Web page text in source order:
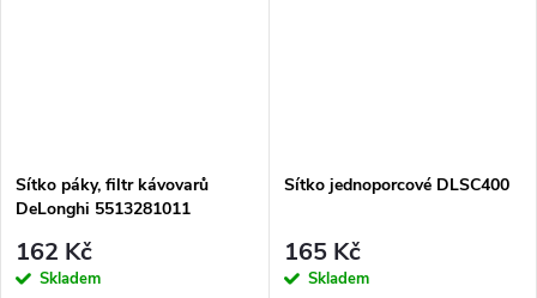
Sítko páky, filtr kávovarů
DeLonghi 5513281011
162 Kč
Skladem
Sítko jednoporcové DLSC400
165 Kč
Skladem